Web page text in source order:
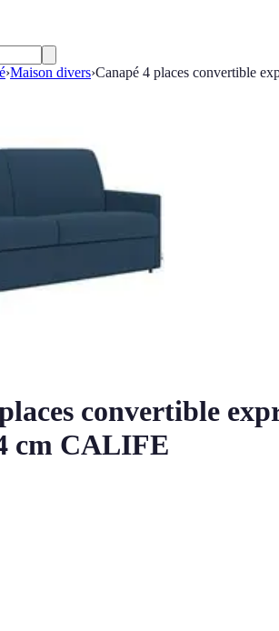
›Maison divers›Canapé 4 places convertible
convertible
cm CALIFE